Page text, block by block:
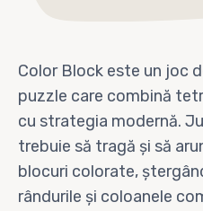
Color Block este un joc
puzzle care combină
cu strategia modernă.
trebuie să tragă și să
blocuri colorate,
rândurile și coloanele